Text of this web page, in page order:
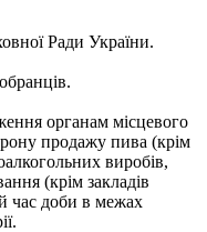
Ради України.
органам місцевого
продажу пива (крім
виробів,
(крім закладів
час доби в межах